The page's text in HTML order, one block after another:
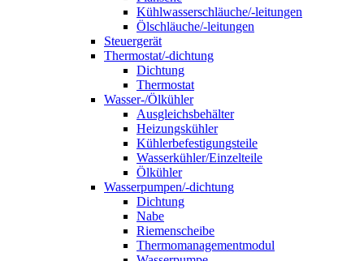
Kühlwasserschläuche/-leitungen
Ölschläuche/-leitungen
Steuergerät
Thermostat/-dichtung
Dichtung
Thermostat
Wasser-/Ölkühler
Ausgleichsbehälter
Heizungskühler
Kühlerbefestigungsteile
Wasserkühler/Einzelteile
Ölkühler
Wasserpumpen/-dichtung
Dichtung
Nabe
Riemenscheibe
Thermomanagementmodul